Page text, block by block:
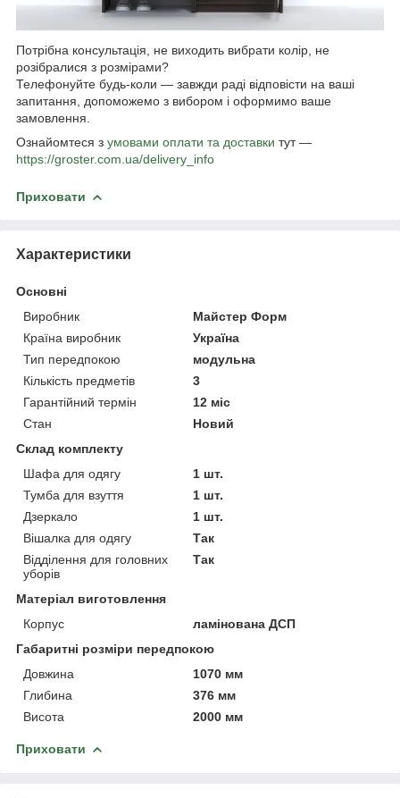
Потрібна консультація, не виходить вибрати колір, не
розібралися з розмірами?
Телефонуйте будь-коли — завжди раді відповісти на ваші
запитання, допоможемо з вибором і оформимо ваше
замовлення.
Ознайомтеся з умовами оплати та доставки тут —
https://groster.com.ua/delivery_info
Приховати
Характеристики
Основні
Виробник
Майстер Форм
Країна виробник
Україна
Тип передпокою
модульна
Кількість предметів
3
Гарантійний термін
12 міс
Стан
Новий
Склад комплекту
Шафа для одягу
1 шт.
Тумба для взуття
1 шт.
Дзеркало
1 шт.
Вішалка для одягу
Так
Відділення для головних
уборів
Так
Матеріал виготовлення
Корпус
ламінована ДСП
Габаритні розміри передпокою
Довжина
1070 мм
Глибина
376 мм
Висота
2000 мм
Приховати